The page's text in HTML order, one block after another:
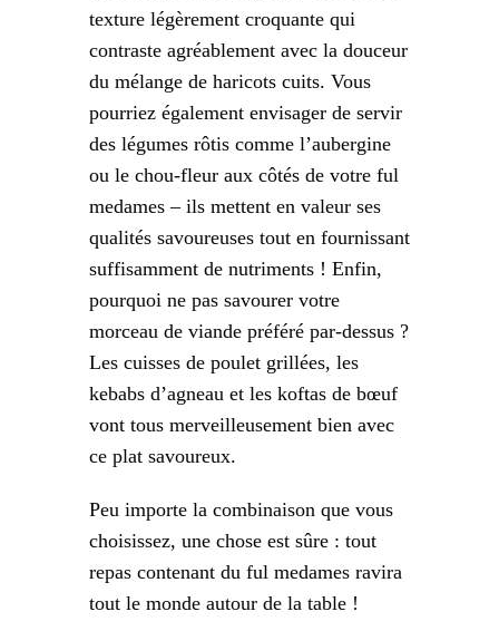
texture légèrement croquante qui
contraste agréablement avec la douceur
du mélange de haricots cuits. Vous
pourriez également envisager de servir
des légumes rôtis comme l’aubergine
ou le chou-fleur aux côtés de votre ful
medames – ils mettent en valeur ses
qualités savoureuses tout en fournissant
suffisamment de nutriments ! Enfin,
pourquoi ne pas savourer votre
morceau de viande préféré par-dessus ?
Les cuisses de poulet grillées, les
kebabs d’agneau et les koftas de bœuf
vont tous merveilleusement bien avec
ce plat savoureux.
Peu importe la combinaison que vous
choisissez, une chose est sûre : tout
repas contenant du ful medames ravira
tout le monde autour de la table !